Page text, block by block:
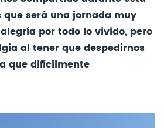
que será una jornada muy
por todo lo vivido, pero
al tener que despedirnos
que difícilmente